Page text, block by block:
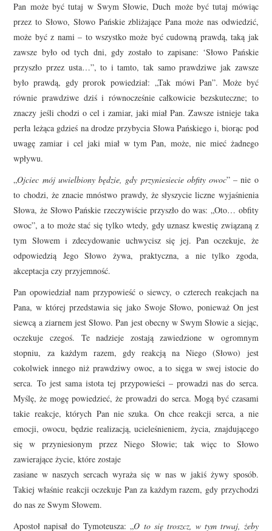
Pan może być tutaj w Swym Słowie, Duch może być tutaj mówiąc
przez to Słowo, Słowo Pańskie zbliżające Pana może nas odwiedzić,
może być z nami – to wszystko może być cudowną prawdą, taką jak
zawsze było od tych dni, gdy zostało to zapisane: ‘Słowo Pańskie
przyszło przez usta…”, to i tamto, tak samo prawdziwe jak zawsze
było prawdą, gdy prorok powiedział: „Tak mówi Pan”. Może być
równie prawdziwe dziś i równocześnie całkowicie bezskuteczne; to
znaczy jeśli chodzi o cel i zamiar, jaki miał Pan. Zawsze istnieje taka
perła leżąca gdzieś na drodze przybycia Słowa Pańskiego i, biorąc pod
uwagę zamiar i cel jaki miał w tym Pan, może, nie mieć żadnego
wpływu.
„Ojciec mój uwielbiony będzie, gdy przyniesiecie obfity owoc” – nie o
to chodzi, że znacie mnóstwo prawdy, że słyszycie liczne wyjaśnienia
Słowa, że Słowo Pańskie rzeczywiście przyszło do was: „Oto… obfity
owoc”, a to może stać się tylko wtedy, gdy uznasz kwestię związaną z
tym Słowem i zdecydowanie uchwycisz się jej. Pan oczekuje, że
odpowiedzią Jego Słowo żywa, praktyczna, a nie tylko zgoda,
akceptacja czy przyjemność.
Pan opowiedział nam przypowieść o siewcy, o czterech reakcjach na
Pana, w której przedstawia się jako Swoje Słowo, ponieważ On jest
siewcą a ziarnem jest Słowo. Pan jest obecny w Swym Słowie a siejąc,
oczekuje czegoś. Te nadzieje zostają zawiedzione w ogromnym
stopniu, za każdym razem, gdy reakcją na Niego (Słowo) jest
cokolwiek innego niż prawdziwy owoc, a to sięga w swej istocie do
serca. To jest sama istota tej przypowieści – prowadzi nas do serca.
Myślę, że mogę powiedzieć, że prowadzi do serca. Mogą być czasami
takie reakcje, których Pan nie szuka. On chce reakcji serca, a nie
emocji, owocu, będzie realizacją, ucieleśnieniem, życia, znajdującego
się w przyniesionym przez Niego Słowie; tak więc to Słowo
zawierające życie, które zostaje
zasiane w naszych sercach wyraża się w nas w jakiś żywy sposób.
Takiej właśnie reakcji oczekuje Pan za każdym razem, gdy przychodzi
do nas ze Swym Słowem.
Apostoł napisał do Tymoteusza: „O to się troszcz, w tym trwaj, żeby